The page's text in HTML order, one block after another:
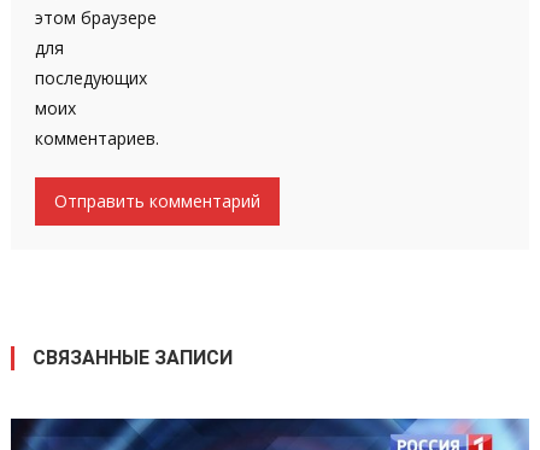
этом браузере
для
последующих
моих
комментариев.
СВЯЗАННЫЕ ЗАПИСИ